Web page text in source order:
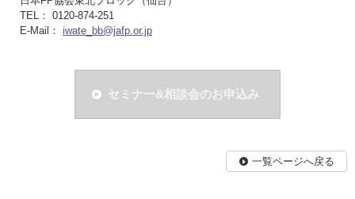
TEL： 0120-874-251
E-Mail： iwate_bb@jafp.or.jp
セミナー&相談会のお申込み
一覧ページへ戻る